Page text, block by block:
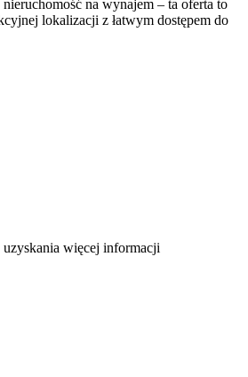
na wynajem – ta oferta to
lokalizacji z łatwym dostępem do
więcej informacji